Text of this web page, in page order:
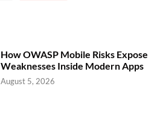
How OWASP Mobile Risks Expose
Weaknesses Inside Modern Apps
August 5, 2026